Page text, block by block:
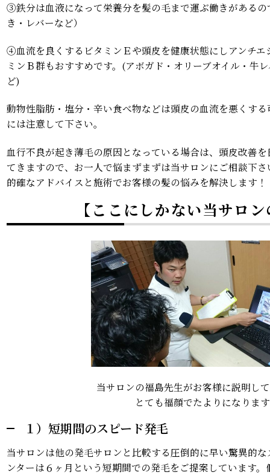
③鉄分は血液になって栄養分を髪の毛まで運ぶ働きがある
き・レバーなど）
④血流を良くするビタミンＥや頭皮を健康状態にしアンチエ
ミンＢ群もおすすめです。(アボガド・オリーブオイル・牛
ど)
動物性脂肪・塩分・辛い食べ物などは頭皮の血流を悪くす
には注意して下さい。
血行不良が起き薄毛の原因となっている場合は、頭皮改善
てきますので、お一人で悩まずまずは当サロンにご相談下さ
的確なアドバイスと施術でお客様の髪の悩みを解決します！
【ここにしかない当サロ
当サロンの福島先生がお客様に説明し
とても福顔でたよりになります
１）短期間のスピード発毛
当サロンは他の発毛サロンと比較する圧倒的に早い驚異的
ンターは６ヶ月という短期間での発毛をご提案しています